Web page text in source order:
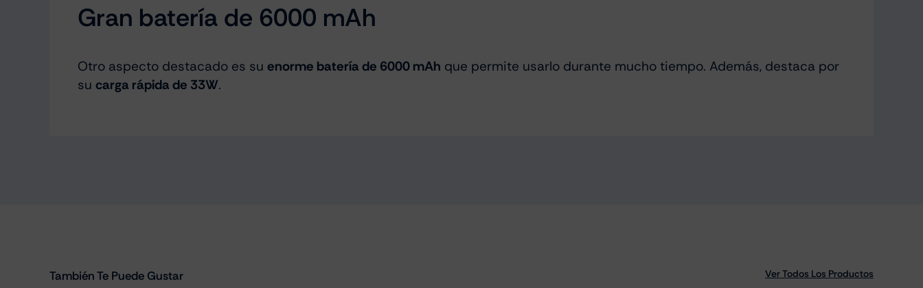
Gran batería de 6000 mAh
Otro aspecto destacado es su enorme batería de 6000 mAh que permite usarlo durante mucho tiempo. Además, destaca por
su carga rápida de 33W.
También Te Puede Gustar Ver Todos Los Productos